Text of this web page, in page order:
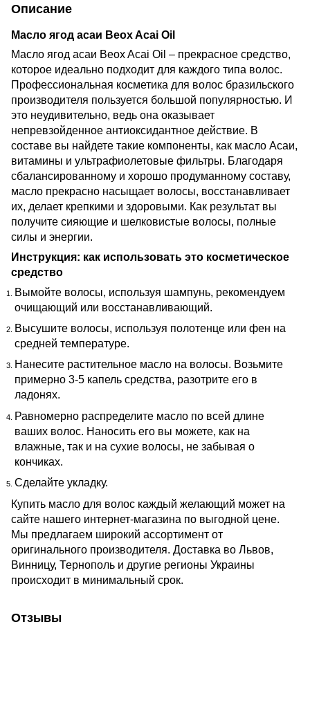
Описание
Масло ягод асаи Beox Acai Oil
Масло ягод асаи Beox Acai Oil – прекрасное средство,
которое идеально подходит для каждого типа волос.
Профессиональная косметика для волос бразильского
производителя пользуется большой популярностью. И
это неудивительно, ведь она оказывает
непревзойденное антиоксидантное действие. В
составе вы найдете такие компоненты, как масло Асаи,
витамины и ультрафиолетовые фильтры. Благодаря
сбалансированному и хорошо продуманному составу,
масло прекрасно насыщает волосы, восстанавливает
их, делает крепкими и здоровыми. Как результат вы
получите сияющие и шелковистые волосы, полные
силы и энергии.
Инструкция: как использовать это косметическое
средство
Вымойте волосы, используя шампунь, рекомендуем
очищающий или восстанавливающий.
Высушите волосы, используя полотенце или фен на
средней температуре.
Нанесите растительное масло на волосы. Возьмите
примерно 3-5 капель средства, разотрите его в
ладонях.
Равномерно распределите масло по всей длине
ваших волос. Наносить его вы можете, как на
влажные, так и на сухие волосы, не забывая о
кончиках.
Сделайте укладку.
Купить масло для волос каждый желающий может на
сайте нашего интернет-магазина по выгодной цене.
Мы предлагаем широкий ассортимент от
оригинального производителя. Доставка во Львов,
Винницу, Тернополь и другие регионы Украины
происходит в минимальный срок.
Отзывы